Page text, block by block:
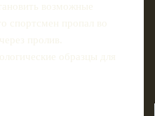
возможные
спортсмен пропал во
пролив.
образцы для